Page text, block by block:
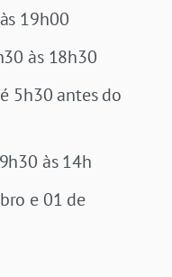
19h00
às 18h30
5h30 antes do
às 14h
e 01 de